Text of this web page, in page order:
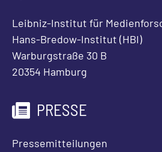
Leibniz-Institut für
Hans-Bredow-Institut (HBI)
Warburgstraße 30 B
20354 Hamburg
PRESSE
Pressemitteilungen